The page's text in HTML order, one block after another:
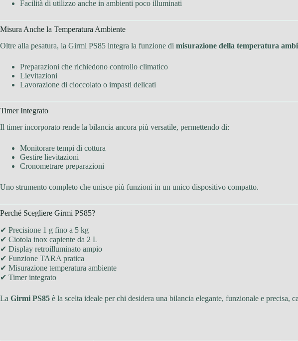
Facilità di utilizzo anche in ambienti poco illuminati
Misura Anche la Temperatura Ambiente
Oltre alla pesatura, la Girmi PS85 integra la funzione di misurazione della temperatura
Preparazioni che richiedono controllo climatico
Lievitazioni
Lavorazione di cioccolato o impasti delicati
Timer Integrato
Il timer incorporato rende la bilancia ancora più versatile, permettendo di:
Monitorare tempi di cottura
Gestire lievitazioni
Cronometrare preparazioni
Uno strumento completo che unisce più funzioni in un unico dispositivo compatto.
Perché Scegliere Girmi PS85?
✔ Precisione 1 g fino a 5 kg
✔ Ciotola inox capiente da 2 L
✔ Display retroilluminato ampio
✔ Funzione TARA pratica
✔ Misurazione temperatura ambiente
✔ Timer integrato
La Girmi PS85 è la scelta ideale per chi desidera una bilancia elegante, funzionale e